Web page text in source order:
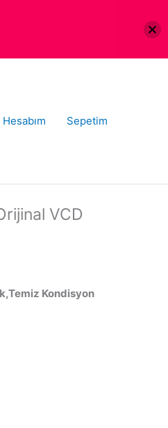
Hesabım Sepetim
VCD
Kondisyon